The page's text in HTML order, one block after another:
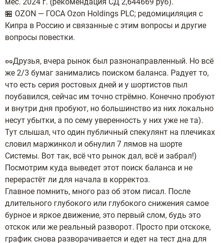
🏪 OZON — ГОСА Ozon Holdings PLC; редомициляция с
Кипра в Россию и связанные с этим вопросы и другие
вопросы повестки.
🥜Друзья, вчера рынок был разнонаправленный. Но всё
же 2/3 бумаг занимались поиском баланса. Радует то,
что есть серия ростовых дней и у шортистов пыл
поубавился, сейчас им точно стрёмно. Конечно пробуют
и внутри дня пробуют, но большинство из них локально
несут убытки, а по сему уверенность у них уже не та).
Тут слышал, что один публичный спекулянт на плечиках
словил маржинкол и обнулил 7 лямов на шорте
Системы. Вот так, всё что рынок дал, всё и забрал!)
Посмотрим куда выведет этот поиск баланса и не
перерастёт ли для начала в корректоз.
Главное помнить, много раз об этом писал. После
длительного глубокого или глубокого снижения самое
бурное и яркое движение, это первый слом, будь это
отскок или же реальный разворот. Просто при отскоке,
график снова разворачивается и едет на тест дна для